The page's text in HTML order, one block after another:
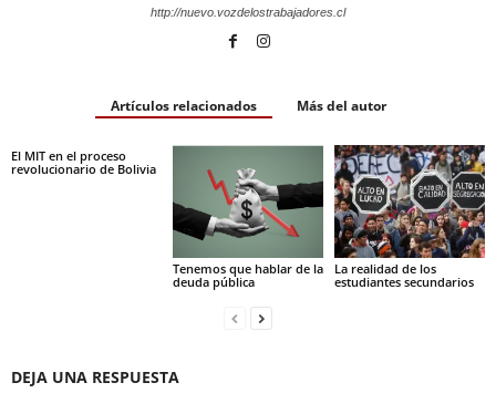
http://nuevo.vozdelostrabajadores.cl
Artículos relacionados Más del autor
El MIT en el proceso
revolucionario de Bolivia
Tenemos que hablar de la
deuda pública
La realidad de los
estudiantes secundarios
DEJA UNA RESPUESTA